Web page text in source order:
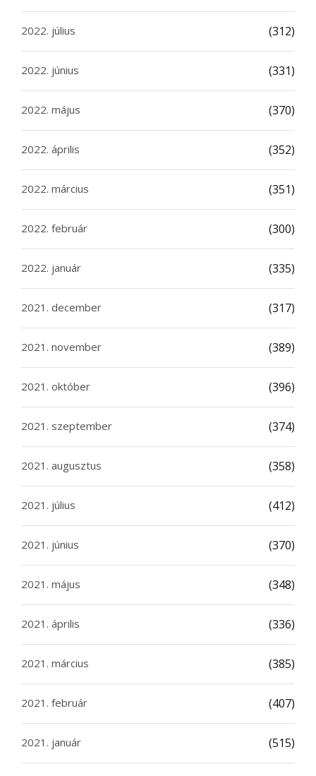
2022. július (312)
2022. június (331)
2022. május (370)
2022. április (352)
2022. március (351)
2022. február (300)
2022. január (335)
2021. december (317)
2021. november (389)
2021. október (396)
2021. szeptember (374)
2021. augusztus (358)
2021. július (412)
2021. június (370)
2021. május (348)
2021. április (336)
2021. március (385)
2021. február (407)
2021. január (515)